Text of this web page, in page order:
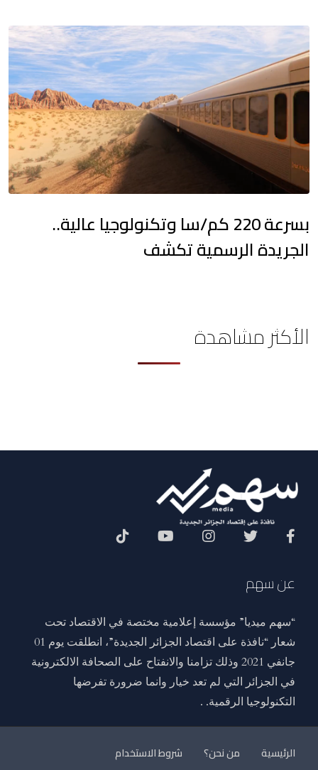
بسرعة 220 كم/سا وتكنولوجيا عالية..
الجريدة الرسمية تكشف
الأكثر مشاهدة
عن سهم
“سهم ميديا” مؤسسة إعلامية مختصة في الاقتصاد تحت
شعار “نافذة على اقتصاد الجزائر الجديدة”، انطلقت يوم 01
جانفي 2021 وذلك تزامنا والانفتاح على الصحافة الالكترونية
في الجزائر التي لم تعد خيار وانما ضرورة تفرضها
التكنولوجيا الرقمية. .
الرئيسية من نحن؟
شروط الاستخدام